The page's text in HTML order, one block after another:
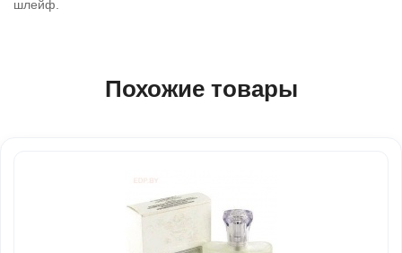
шлейф.
Похожие товары